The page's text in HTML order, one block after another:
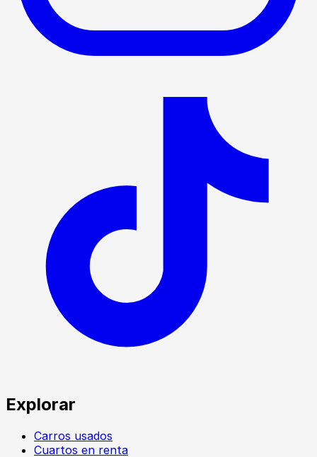
Explorar
Carros usados
Cuartos en renta